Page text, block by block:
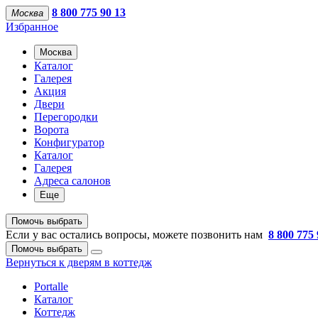
Москва
8 800 775 90 13
Избранное
Москва
Каталог
Галерея
Акция
Двери
Перегородки
Ворота
Конфигуратор
Каталог
Галерея
Адреса салонов
Еще
Помочь выбрать
Если у вас остались вопросы, можете позвонить нам 8 800 775
Помочь выбрать
Вернуться к дверям в коттедж
Portalle
Каталог
Коттедж